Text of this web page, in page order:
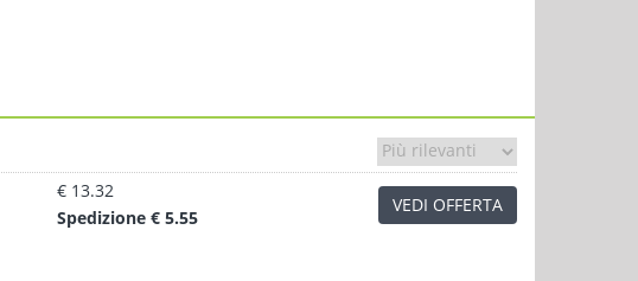
€ 13.32
Spedizione € 5.55
VEDI OFFERTA